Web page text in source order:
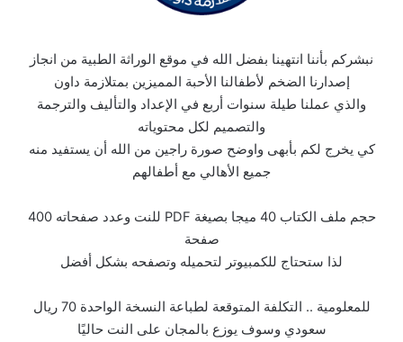
نبشركم بأننا انتهينا بفضل الله في موقع الوراثة الطبية من انجاز
إصدارنا الضخم لأطفالنا الأحبة المميزين بمتلازمة داون
والذي عملنا طيلة سنوات أربع في الإعداد والتأليف والترجمة
والتصميم لكل محتوياته
كي يخرج لكم بأبهى واوضح صورة راجين من الله أن يستفيد منه
جميع الأهالي مع أطفالهم
حجم ملف الكتاب 40 ميجا بصيغة PDF للنت وعدد صفحاته 400
صفحة
لذا ستحتاج للكمبيوتر لتحميله وتصفحه بشكل أفضل
للمعلومية .. التكلفة المتوقعة لطباعة النسخة الواحدة 70 ريال
سعودي وسوف يوزع بالمجان على النت حاليًا